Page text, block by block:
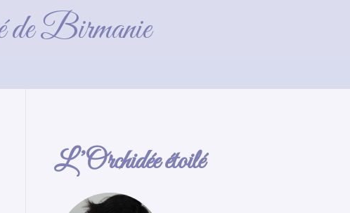
de Birmanie
2
L’Orchidée étoilé